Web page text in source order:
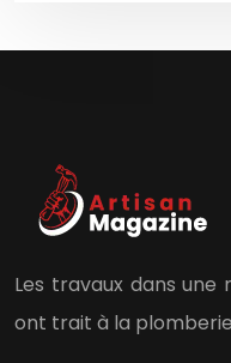
Les travaux dans
ont trait à la